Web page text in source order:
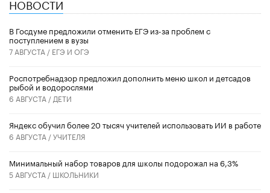
НОВОСТИ
В Госдуме предложили отменить ЕГЭ из-за проблем с
поступлением в вузы
7 АВГУСТА / ЕГЭ И ОГЭ
Роспотребнадзор предложил дополнить меню школ и детсадов
рыбой и водорослями
6 АВГУСТА / ДЕТИ
​Яндекс обучил более 20 тысяч учителей использовать ИИ в работе
6 АВГУСТА /УЧИТЕЛЯ
Минимальный набор товаров для школы подорожал на 6,3%
5 АВГУСТА / ШКОЛЬНИКИ